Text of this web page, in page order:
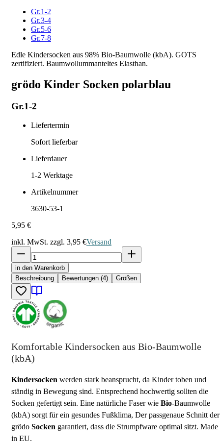
Gr.1-2
Gr.3-4
Gr.5-6
Gr.7-8
Edle Kindersocken aus 98% Bio-Baumwolle (kbA). GOTS
zertifiziert. Baumwollummanteltes Elasthan.
grödo Kinder Socken polarblau
Gr.1-2
Liefertermin
Sofort lieferbar
Lieferdauer
1-2 Werktage
Artikelnummer
3630-53-1
5,95 €
inkl. MwSt. zzgl. 3,95 €Versand
in den Warenkorb
Beschreibung
Bewertungen (4) Größen
Komfortable Kindersocken aus Bio-Baumwolle
(kbA)
Kindersocken werden stark beansprucht, da Kinder toben und
ständig in Bewegung sind. Entsprechend hochwertig sollten die
Socken gefertigt sein. Eine natürliche Faser wie Bio-Baumwolle
(kbA) sorgt für ein gesundes Fußklima, Der passgenaue Schnitt der
grödo Socken garantiert, dass die Strumpfware optimal sitzt. Made
in EU.